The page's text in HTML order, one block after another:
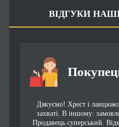
ВІДГУКИ
Дякуємо! Хрест і
захваті. В іншому:
Продавець суперський.